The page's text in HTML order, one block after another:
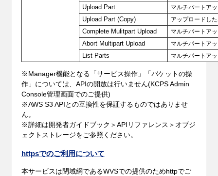
Upload Part
マルチパートア
Upload Part (Copy)
アップロードし
Complete Mulitpart Upload
マルチパートア
Abort Multipart Upload
マルチパートア
List Parts
マルチパートア
※Manager機能となる「サービス操作」「バケットの操
作」については、APIの開放は行いません(KCPS Admin
Console管理画面でのご提供)
※AWS S3 APIとの互換性を保証するものではありませ
ん。
※詳細は開発者ガイドブック＞APIリファレンス＞オブジ
ェクトストレージをご参照ください。
httpsでのご利用について
本サービスは閉域網であるWVSでの提供のためhttpでご